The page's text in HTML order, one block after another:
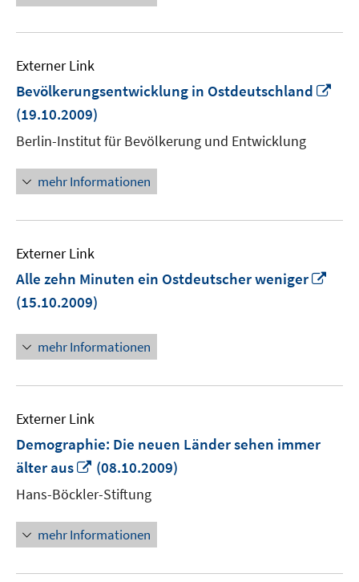
Externer Link
Bevölkerungsentwicklung in Ostdeutschland
(19.10.2009)
Berlin-Institut für Bevölkerung und Entwicklung
mehr Informationen
Externer Link
Alle zehn Minuten ein Ostdeutscher weniger
(15.10.2009)
mehr Informationen
Externer Link
Demographie: Die neuen Länder sehen immer
älter aus
In
neuem
Fenster
öffnen
(08.10.2009)
Hans-Böckler-Stiftung
mehr Informationen